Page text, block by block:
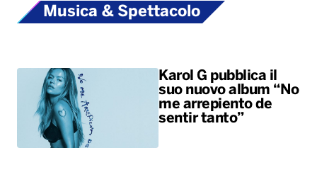
Musica & Spettacolo
Karol G pubblica il
suo nuovo album “No
me arrepiento de
sentir tanto”